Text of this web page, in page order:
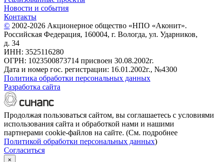
Новости и события
Контакты
© 2002-2026 Акционерное общество «НПО «Аконит».
Российская Федерация, 160004, г. Вологда, ул. Ударников,
д. 34
ИНН: 3525116280
ОГРН: 1023500873714 присвоен 30.08.2002г.
Дата и номер гос. регистрации: 16.01.2002г., №4300
Политика обработки персональных данных
Разработка сайта
Продолжая пользоваться сайтом, вы соглашаетесь с условиями
использования сайта и обработкой нами и нашими
партнерами cookie-файлов на сайте. (См. подробнее
Политикой обработки персональных данных)
Согласиться
×